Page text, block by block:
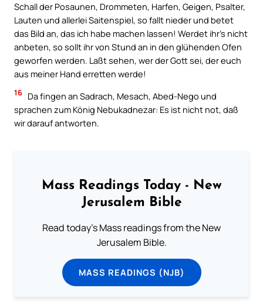
Schall der Posaunen, Drommeten, Harfen, Geigen, Psalter,
Lauten und allerlei Saitenspiel, so fallt nieder und betet
das Bild an, das ich habe machen lassen! Werdet ihr’s nicht
anbeten, so sollt ihr von Stund an in den glühenden Ofen
geworfen werden. Laßt sehen, wer der Gott sei, der euch
aus meiner Hand erretten werde!
16 Da fingen an Sadrach, Mesach, Abed-Nego und
sprachen zum König Nebukadnezar: Es ist nicht not, daß
wir darauf antworten.
Mass Readings Today - New
Jerusalem Bible
Read today's Mass readings from the New
Jerusalem Bible.
MASS READINGS (NJB)